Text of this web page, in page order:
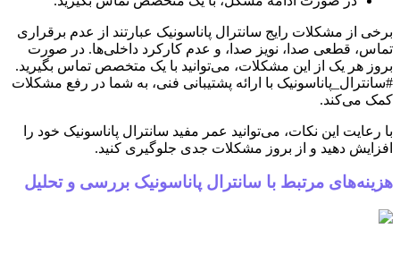
برخی از مشکلات رایج سانترال پاناسونیک عبارتند از عدم برقراری
تماس، قطعی صدا، نویز صدا، و عدم کارکرد داخلی‌ها. در صورت
بروز هر یک از این مشکلات، می‌توانید با یک متخصص تماس بگیرید.
#سانترال_پاناسونیک با ارائه پشتیبانی فنی، به شما در رفع مشکلات
کمک می‌کند.
با رعایت این نکات، می‌توانید عمر مفید سانترال پاناسونیک خود را
افزایش دهید و از بروز مشکلات جدی جلوگیری کنید.
هزینه‌های مرتبط با سانترال پاناسونیک بررسی و تحلیل